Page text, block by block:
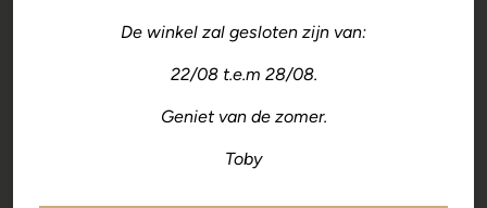
De winkel zal gesloten zijn van:
22/08 t.e.m 28/08.
Geniet van de zomer.
Toby
Bloemenabonnement